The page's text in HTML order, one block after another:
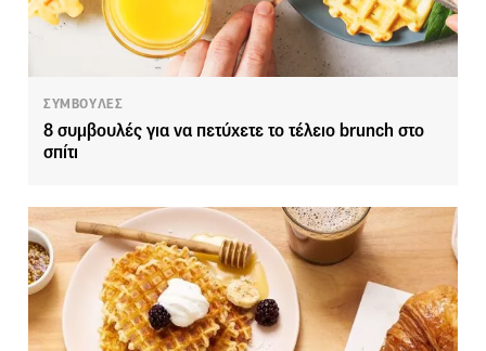
ΣΥΜΒΟΥΛΕΣ
8 συμβουλές για να πετύχετε το τέλειο brunch στο
σπίτι